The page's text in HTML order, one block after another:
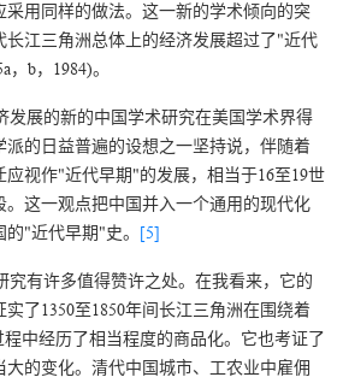
采用同样的做法。这一新的学术倾向的突
长江三角洲总体上的经济发展超过了"近代
b，1984)。
展的新的中国学术研究在美国学术界得
派的日益普遍的设想之一坚持说，伴随着
视作"近代早期"的发展，相当于16至19世
这一观点把中国并入一个通用的现代化
"近代早期"史。 [5]
有许多值得赞许之处。在我看来，它的
了1350至1850年间长江三角洲在围绕着
中经历了相当程度的商品化。它也考证了
的变化。清代中国城市、工农业中雇佣